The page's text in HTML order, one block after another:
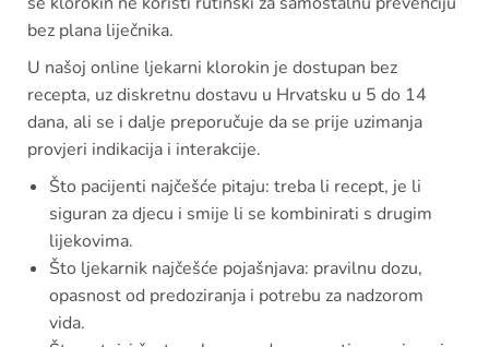
bez plana liječnika.
U našoj online ljekarni klorokin je dostupan bez
recepta, uz diskretnu dostavu u Hrvatsku u 5 do 14
dana, ali se i dalje preporučuje da se prije uzimanja
provjeri indikacija i interakcije.
Što pacijenti najčešće pitaju: treba li recept, je li
siguran za djecu i smije li se kombinirati s drugim
lijekovima.
Što ljekarnik najčešće pojašnjava: pravilnu dozu,
opasnost od predoziranja i potrebu za nadzorom
vida.